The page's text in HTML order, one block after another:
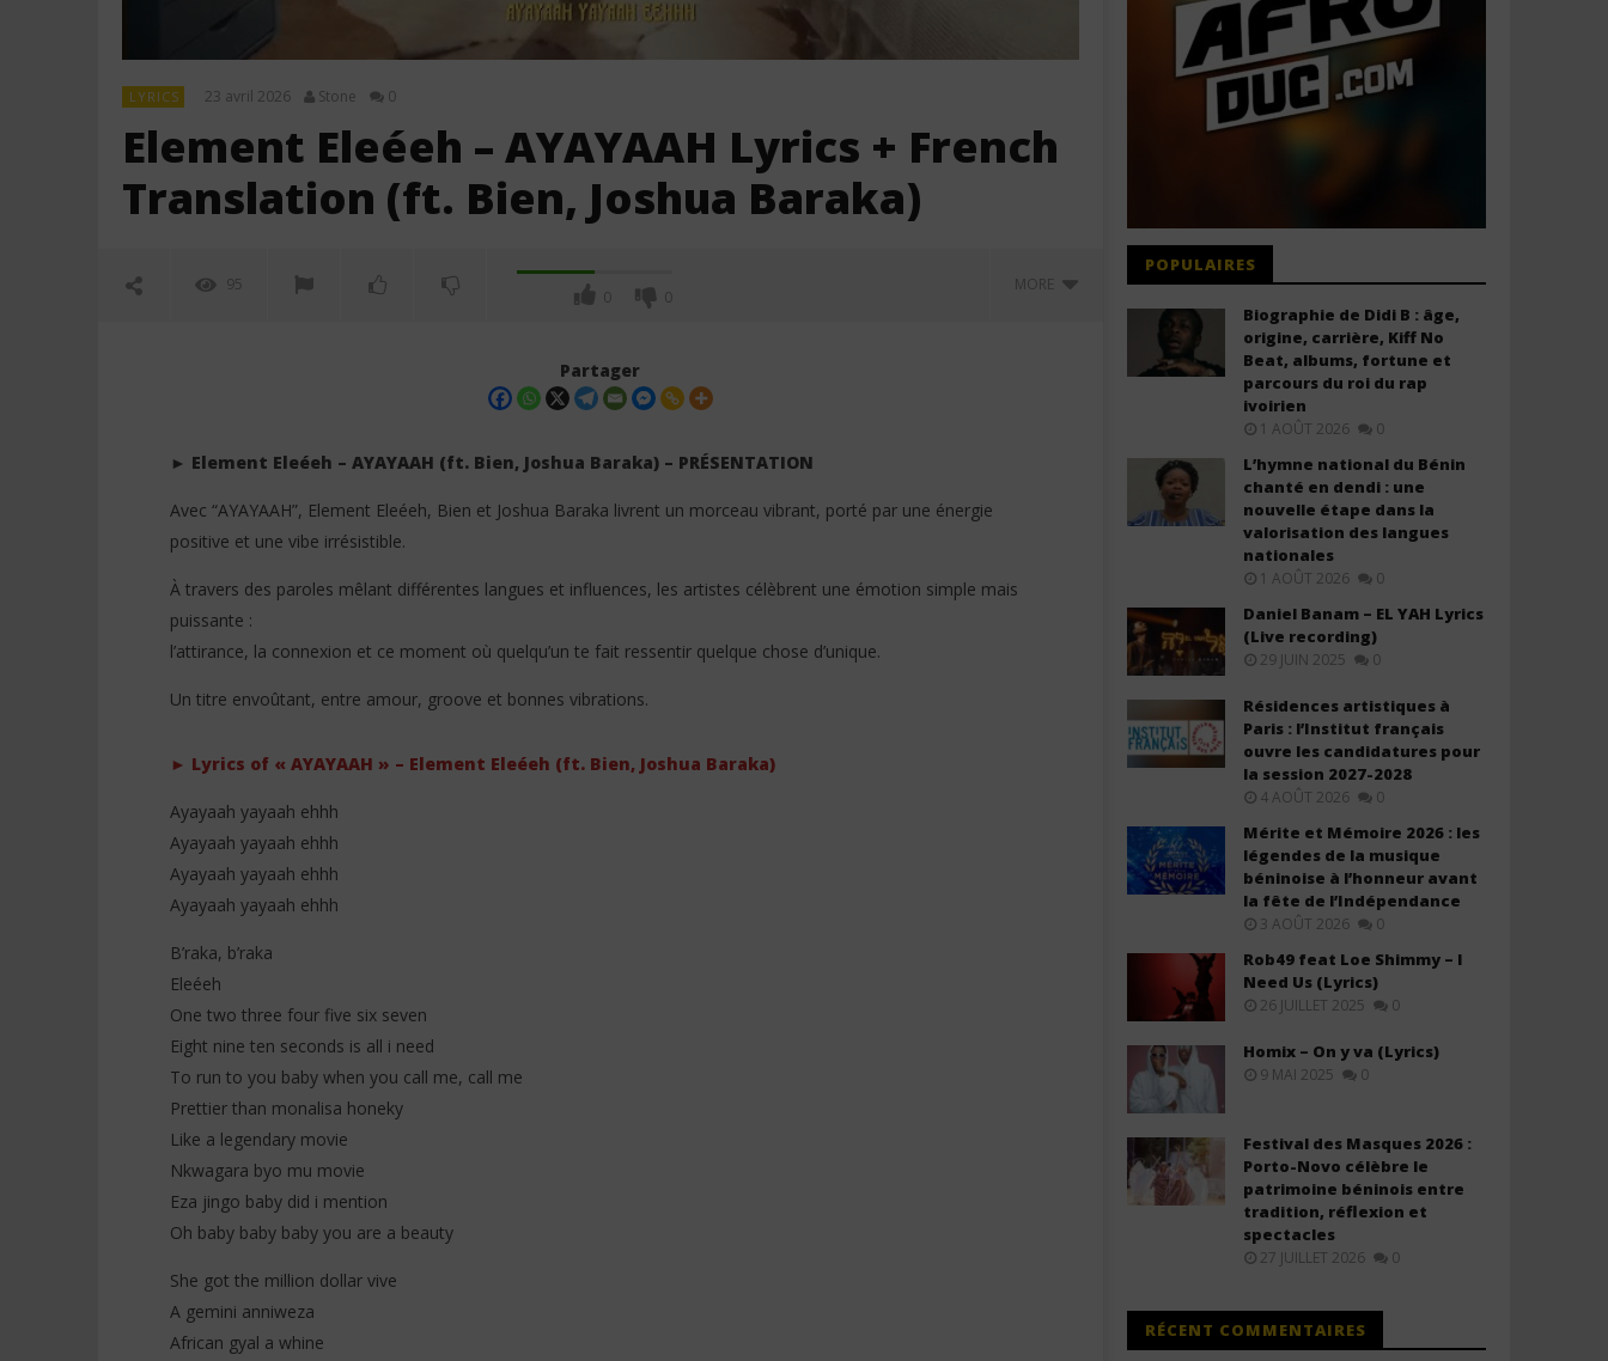
LYRICS 23 avril 2026 Stone 0
Element Eleéeh – AYAYAAH Lyrics + French
Translation (ft. Bien, Joshua Baraka)
95
0 0
MORE
NOW VIEWING
Element Eleéeh – AYAYAAH Lyrics
+ French Translation (ft. Bien,
Joshua Baraka)
2026
Israel Mbonyi - Unigeukie (Lyrics
23
2026
Dax Vibez ft Jowy Landa - Fantasy
23
avril
Dax Vibez ft Laika - Human Form
(Lyrics)
23
Partager
► Element Eleéeh – AYAYAAH (ft. Bien, Joshua Baraka) – PRÉSENTATION
Avec “AYAYAAH”, Element Eleéeh, Bien et Joshua Baraka livrent un morceau vibrant, porté par une énergie
positive et une vibe irrésistible.
À travers des paroles mêlant différentes langues et influences, les artistes célèbrent une émotion simple mais
puissante :
l’attirance, la connexion et ce moment où quelqu’un te fait ressentir quelque chose d’unique.
Un titre envoûtant, entre amour, groove et bonnes vibrations.
► Lyrics of « AYAYAAH » – Element Eleéeh (ft. Bien, Joshua Baraka)
Ayayaah yayaah ehhh
Ayayaah yayaah ehhh
Ayayaah yayaah ehhh
Ayayaah yayaah ehhh
B’raka, b’raka
Eleéeh
One two three four five six seven
Eight nine ten seconds is all i need
To run to you baby when you call me, call me
Prettier than monalisa honeky
Like a legendary movie
Nkwagara byo mu movie
Eza jingo baby did i mention
Oh baby baby baby you are a beauty
She got the million dollar vive
A gemini anniweza
African gyal a whine
POPULAIRES
Biographie de Didi B : âge,
origine, carrière, Kiff No
Beat, albums, fortune et
parcours du roi du rap
ivoirien
1 AOÛT 2026 0
L’hymne national du Bénin
chanté en dendi : une
nouvelle étape dans la
valorisation des langues
nationales
1 AOÛT 2026 0
Daniel Banam – EL YAH Lyrics
(Live recording)
29 JUIN 2025 0
Résidences artistiques à
Paris : l’Institut français
ouvre les candidatures pour
la session 2027-2028
4 AOÛT 2026 0
Mérite et Mémoire 2026 : les
légendes de la musique
béninoise à l’honneur avant
la fête de l’Indépendance
3 AOÛT 2026 0
Rob49 feat Loe Shimmy – I
Need Us (Lyrics)
26 JUILLET 2025 0
Homix – On y va (Lyrics)
9 MAI 2025 0
Festival des Masques 2026 :
Porto-Novo célèbre le
patrimoine béninois entre
tradition, réflexion et
spectacles
27 JUILLET 2026 0
RÉCENT COMMENTAIRES